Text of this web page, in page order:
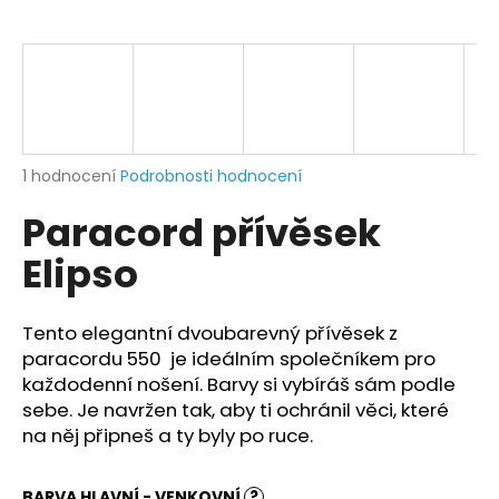
Průměrné
produktu
je
5,0
hvězdiček.
1 hodnocení Podrobnosti hodnocení
Paracord přívěsek
Elipso
Tento elegantní dvoubarevný přívěsek z
paracordu 550 je ideálním společníkem pro
každodenní nošení. Barvy si vybíráš sám podle
sebe. Je navržen tak, aby ti ochránil věci, které
na něj připneš a ty byly po ruce.
j
?
HLEDAT
D
o
p
o